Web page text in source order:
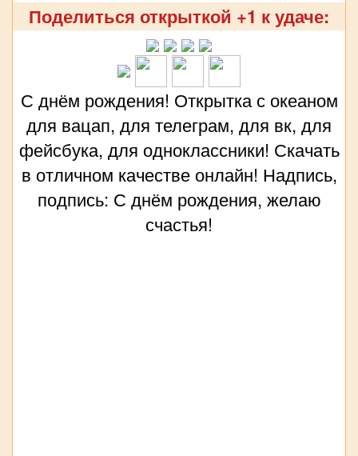
Поделиться открыткой +1 к удаче:
С днём рождения! Открытка с океаном
для вацап, для телеграм, для вк, для
фейсбука, для одноклассники! Скачать
в отличном качестве онлайн! Надпись,
подпись: С днём рождения, желаю
счастья!